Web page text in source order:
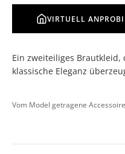
VIRTUELL
Ein zweiteiliges
klassische Eleganz
Vom Model getragene